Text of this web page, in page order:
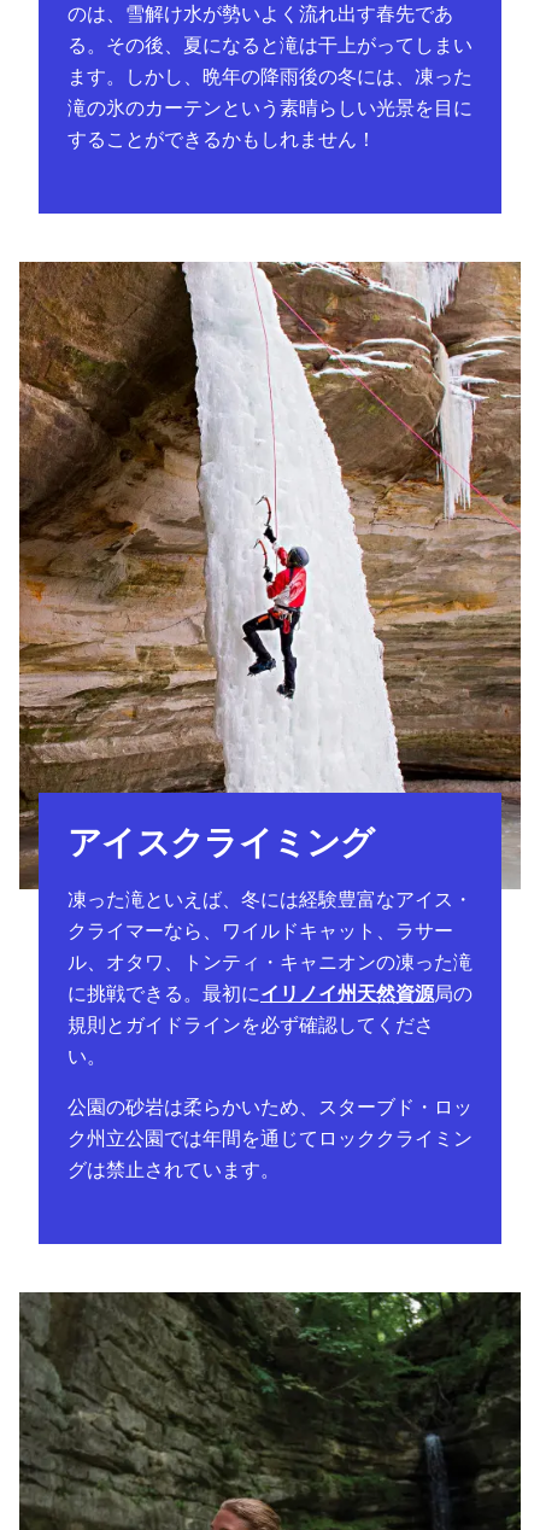
のは、雪解け水が勢いよく流れ出す春先であ
る。その後、夏になると滝は干上がってしまい
ます。しかし、晩年の降雨後の冬には、凍った
滝の氷のカーテンという素晴らしい光景を目に
することができるかもしれません！
アイスクライミング
凍った滝といえば、冬には経験豊富なアイス・
クライマーなら、ワイルドキャット、ラサー
ル、オタワ、トンティ・キャニオンの凍った滝
に挑戦できる。最初にイリノイ州天然資源局の
規則とガイドラインを必ず確認してくださ
い。
公園の砂岩は柔らかいため、スターブド・ロッ
ク州立公園では年間を通じてロッククライミン
グは禁止されています。